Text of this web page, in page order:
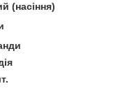
(насіння)